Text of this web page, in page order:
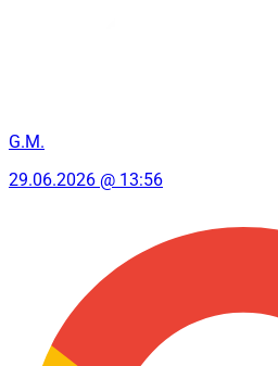
G.M.
29.06.2026 @ 13:56